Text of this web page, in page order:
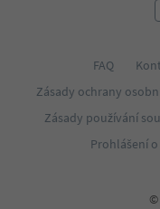
FAQ
Zásady ochrany
Zásady používání
Prohlášení
©